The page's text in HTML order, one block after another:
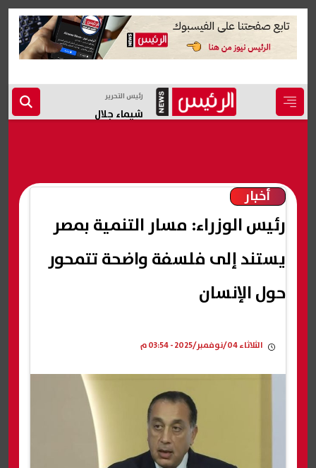
رئيس التحرير
شيماء جلال
أخبار
رئيس الوزراء: مسار التنمية بمصر
يستند إلى فلسفة واضحة تتمحور
حول الإنسان
الثلاثاء 04/نوفمبر/2025 - 03:54 م